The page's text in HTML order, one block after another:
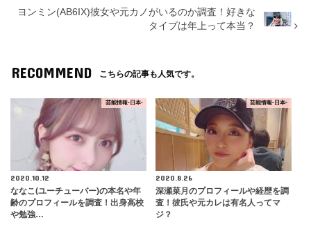
ヨンミン(AB6IX)彼女や元カノがいるのか調査！好きな
タイプは年上って本当？
RECOMMEND こちらの記事も人気です。
芸能情報-日本-
2020.10.12
ななこ(ユーチューバー)の本名や年
齢のプロフィールを調査！出身高校
や勉強…
芸能情報-日本-
2020.8.26
深瀬菜月のプロフィールや経歴を調
査！彼氏や元カレは有名人ってマ
ジ？